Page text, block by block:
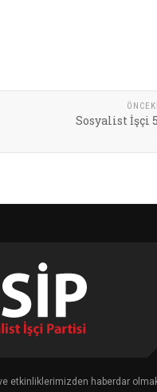
Sosyalist İşçi
etkinliklerimizden haberdar